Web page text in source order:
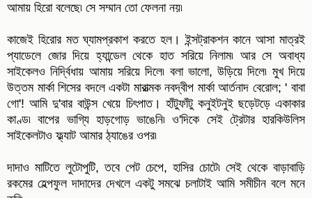
আমায় হিরো বলেছে৷ সে সম্মান তো ফেলনা নয়৷
কাজেই হিরোর মত ঘ্যামপ্রকাশ করতে হল। ইন্সট্রাকশন কানে আসা মাত্রই
প্যাডেলে জোর দিয়ে হ্যান্ডেল থেকে হাত সরিয়ে নিলাম৷ আর সে অবাধ্য
সাইকেলও নির্দ্বিধায় আমায় সরিয়ে দিলে৷ বলা ভালো, উড়িয়ে দিলে৷ মুখ দিয়ে
উত্তম মার্কা শিসের বদলে একটা মারাত্মক নবদ্বীপ মার্কা আর্তনাদ বেরোল; ' বাবা
গো'! আমি দু'বার বাউন্স খেয়ে চিৎপাত। হাঁটুফাঁটু কনুইটনুই ছড়েটড়ে একাকার
কাণ্ড৷ বাপের ভাগ্যি হাড়গোড় ভাঙেনি৷ ও'দিকে সেই ট্রেটার হারকিউলিস
সাইকেলটাও ফ্ল্যাট আমার ঠ্যাঙের ওপর৷
দাদাও মাটিতে লুটোপুটি, তবে পেট চেপে, হাসির চোটে৷ সেই থেকে বাড়াবাড়ি
রকমের হেল্পফুল দাদাদের দেখলে একটু সমঝে চলাটাই আমি সমীচীন বলে মনে